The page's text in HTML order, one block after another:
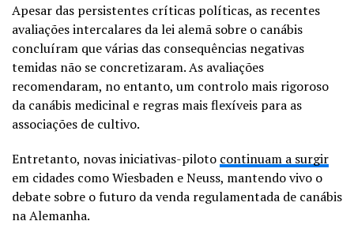
Apesar das persistentes críticas políticas, as recentes
avaliações intercalares da lei alemã sobre o canábis
concluíram que várias das consequências negativas
temidas não se concretizaram. As avaliações
recomendaram, no entanto, um controlo mais rigoroso
da canábis medicinal e regras mais flexíveis para as
associações de cultivo.
Entretanto, novas iniciativas-piloto continuam a surgir
em cidades como Wiesbaden e Neuss, mantendo vivo o
debate sobre o futuro da venda regulamentada de canábis
na Alemanha.